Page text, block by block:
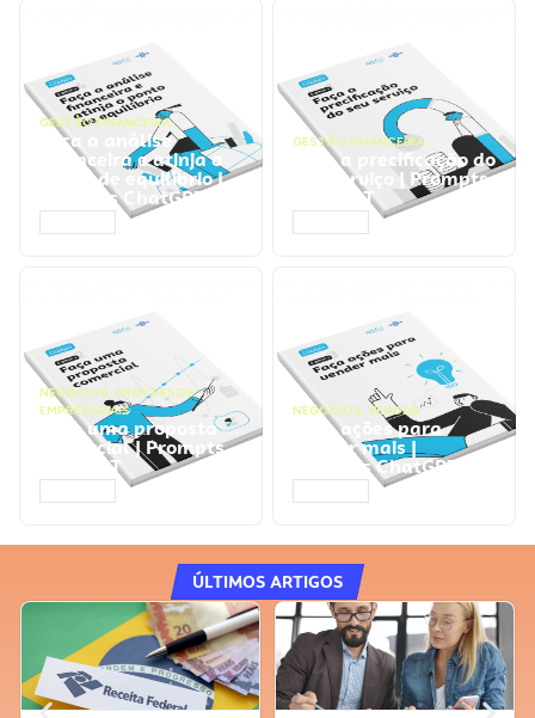
GESTÃO FINANCEIRA
Faça a análise
financeira e atinja o
ponto de equilíbrio |
Prompts ChatGPT
GESTÃO FINANCEIRA
Faça a precificação do
seu serviço | Prompts
ChatGPT
NEGÓCIOS, PROCESSOS
EMPRESARIAIS
Faça uma proposta
comercial | Prompts
ChatGPT
NEGÓCIOS, VENDAS
Faça ações para
vender mais |
Prompts ChatGPT
ÚLTIMOS ARTIGOS